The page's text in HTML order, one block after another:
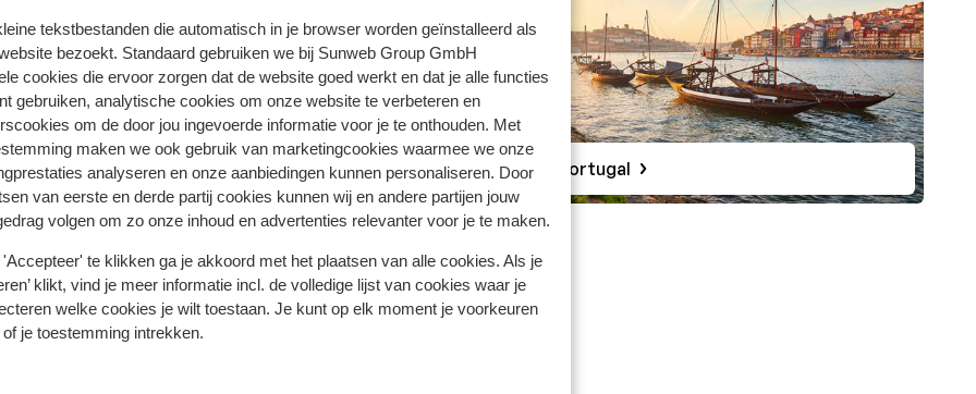
tekstbestanden die automatisch in je browser worden geïnstalleerd als
bezoekt. Standaard gebruiken we bij Sunweb Group GmbH
cookies die ervoor zorgen dat de website goed werkt en dat je alle functies
gebruiken, analytische cookies om onze website te verbeteren en
om de door jou ingevoerde informatie voor je te onthouden. Met
maken we ook gebruik van marketingcookies waarmee we onze
analyseren en onze aanbiedingen kunnen personaliseren. Door
van eerste en derde partij cookies kunnen wij en andere partijen jouw
volgen om zo onze inhoud en advertenties relevanter voor je te maken.
'Accepteer' te klikken ga je akkoord met het plaatsen van alle cookies. Als je
klikt, vind je meer informatie incl. de volledige lijst van cookies waar je
welke cookies je wilt toestaan. Je kunt op elk moment je voorkeuren
je toestemming intrekken.
Alentejo Noord Portugal
is Lissabon.
maar met Engels of Frans kan je er ook vaak terecht.
dan in Nederland.